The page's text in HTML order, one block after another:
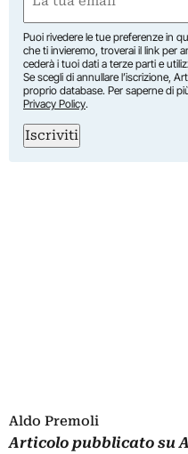
(Obbligatorio)
Puoi rivedere le tue preferenze in
che ti invieremo, troverai il link per
cederà i tuoi dati a terze parti e
Se scegli di annullare l’iscrizione,
proprio database. Per saperne di
Privacy Policy.
Iscriviti
Aldo Premoli
Articolo pubblicato su